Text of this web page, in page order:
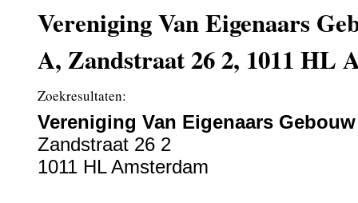
Vereniging Van Eigenaars
A, Zandstraat 26 2, 1011 HL
Zoekresultaten:
Vereniging Van Eigenaars
Zandstraat 26 2
1011 HL Amsterdam